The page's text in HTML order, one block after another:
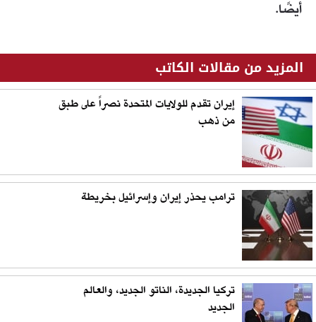
أيضًا.
المزيد من مقالات الكاتب
إيران تقدم للولايات المتحدة نصراً على طبق
من ذهب
ترامب يحذر إيران وإسرائيل بخريطة
تركيا الجديدة، الناتو الجديد، والعالم
الجديد